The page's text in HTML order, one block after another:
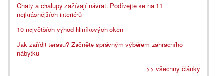
Chaty a chalupy zažívají návrat. Podívejte se na 11
nejkrásnějších interiérů
10 největších výhod hliníkových oken
Jak zařídit terasu? Začněte správným výběrem zahradního
nábytku
>> všechny články